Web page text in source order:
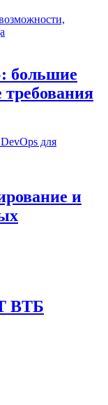
большие
и
ВТБ